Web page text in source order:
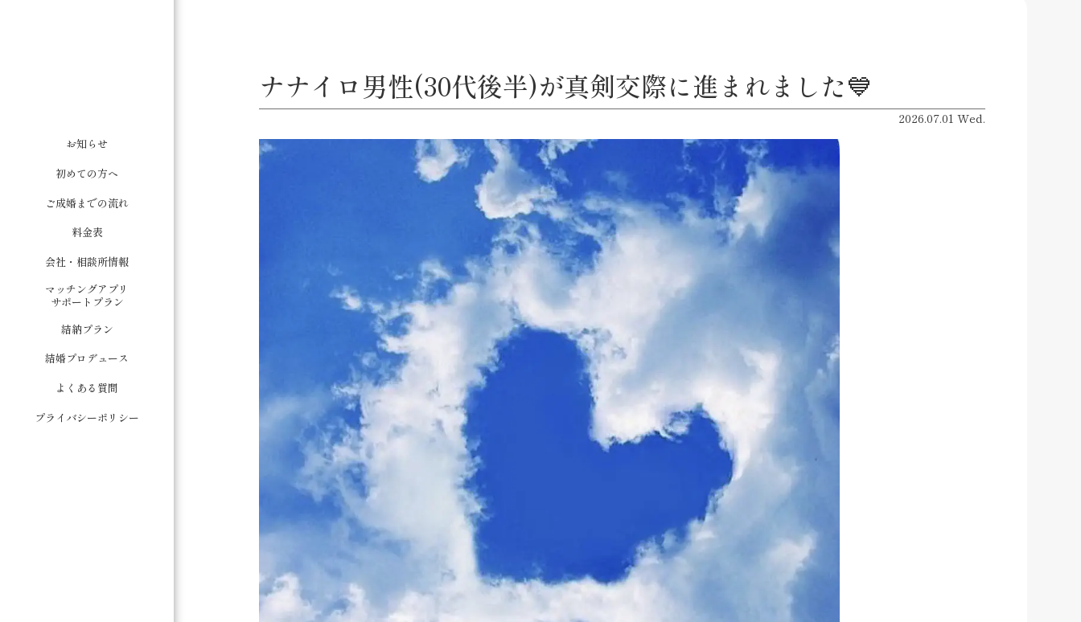
お知らせ
初めての方へ
ご成婚までの流れ
料金表
会社・相談所情報
マッチングアプリ
サポートプラン
結納プラン
結婚プロデュース
よくある質問
プライバシーポリシー
ナナイロ男性(30代後半)が真剣交際に進まれました💙
2026.07.01 Wed.